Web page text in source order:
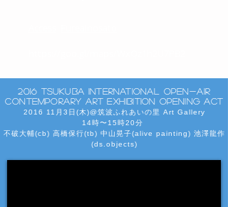
2016 Tsukuba International Open-Air
Contemporary Art Exhibition Opening Act
2016 11月3日(木)@筑波ふれあいの里 Art Gallery
14時〜15時20分
不破大輔(cb) 高橋保行(tb) 中山晃子(alive painting) 池澤龍作
(ds.objects)